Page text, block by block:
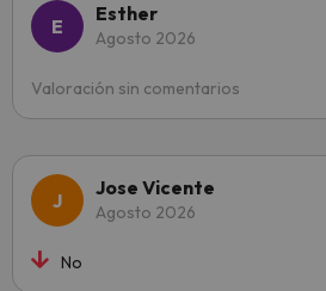
Esther
Agosto 2026
Valoración sin comentarios
Jose Vicente
Agosto 2026
No